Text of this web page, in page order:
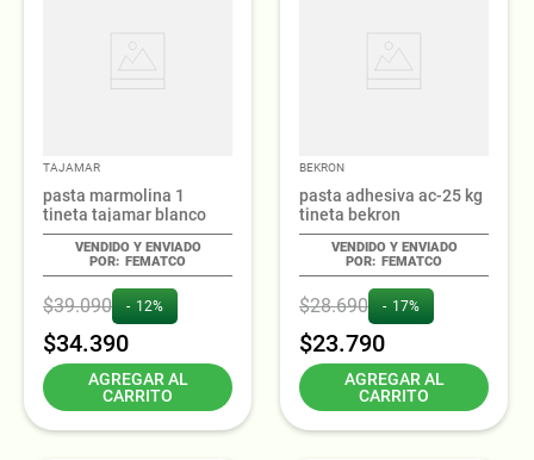
TAJAMAR
pasta marmolina 1
tineta tajamar blanco
FEMATCO
$39.090 12%
$34.390
AGREGAR AL
CARRITO
BEKRON
pasta adhesiva ac-25 kg
tineta bekron
FEMATCO
$28.690 17%
$23.790
AGREGAR AL
CARRITO